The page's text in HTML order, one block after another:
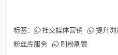
标签： 社交媒体营销 提升浏
粉丝库服务
刷粉刷赞